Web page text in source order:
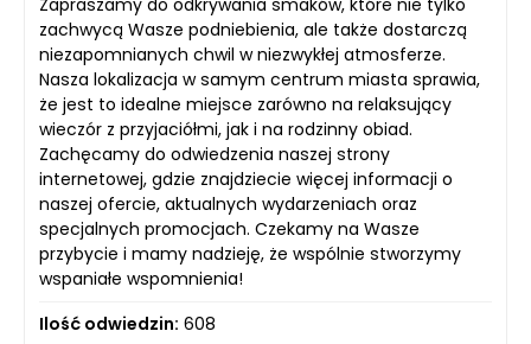
zachwycą Wasze podniebienia, ale także dostarczą
niezapomnianych chwil w niezwykłej atmosferze.
Nasza lokalizacja w samym centrum miasta sprawia,
że jest to idealne miejsce zarówno na relaksujący
wieczór z przyjaciółmi, jak i na rodzinny obiad.
Zachęcamy do odwiedzenia naszej strony
internetowej, gdzie znajdziecie więcej informacji o
naszej ofercie, aktualnych wydarzeniach oraz
specjalnych promocjach. Czekamy na Wasze
przybycie i mamy nadzieję, że wspólnie stworzymy
wspaniałe wspomnienia!
Ilość odwiedzin: 608